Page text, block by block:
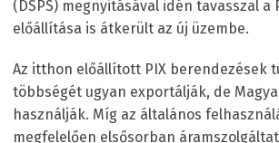
(DSPS) megnyitásával idén tavasszal a
előállítása is átkerült az új üzembe.
Az itthon előállított PIX berendezések
többségét ugyan exportálják, de
használják. Míg az általános
megfelelően elsősorban